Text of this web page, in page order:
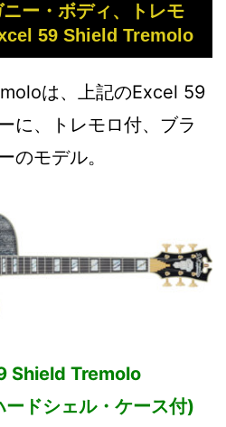
ー・ボディ、トレモ
59 Shield Tremolo
は、上記のExcel 59
に、トレモロ付、ブラ
のモデル。
Shield Tremolo
ドシェル・ケース付)